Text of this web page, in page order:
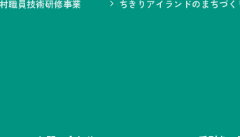
職員技術研修事業
ちきりアイランドのまちづく